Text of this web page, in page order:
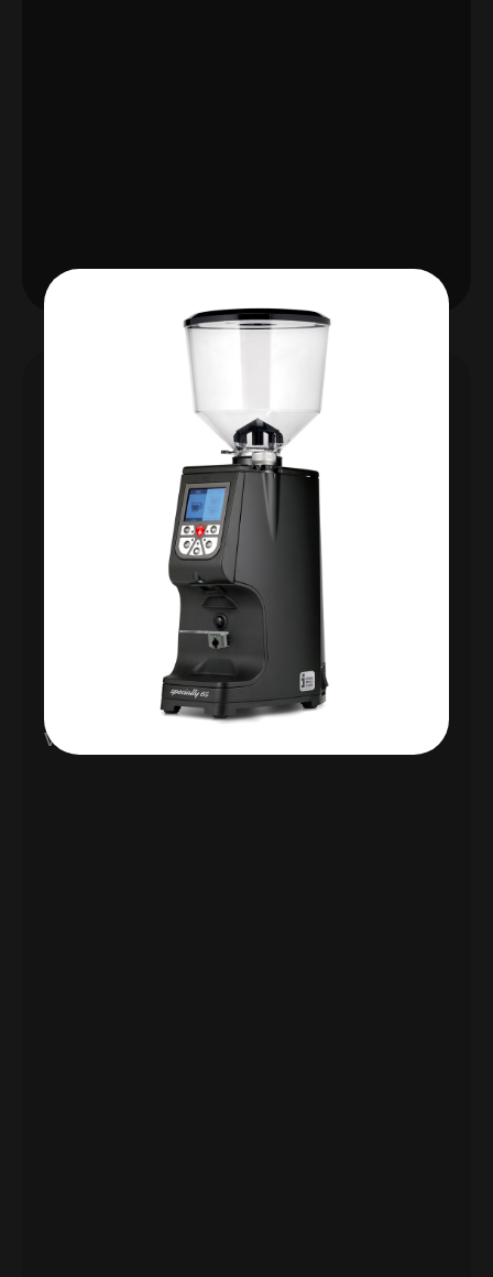
ATOM 60
Supertichý a výkonný kávomlýnek Eureka Atom,
mele jednu porci, dvě porce, nebo kontinuálně.
Precizní elektronické dávkování na principu
měření doby mletí.
Jednoduché intuitivní nastavení porcí, ani
nepotřebujete návod.
Průměr kamenů 60mm
Výkon mletí 1,5-2,5 g/s espresso
Výkon mletí 2,5-3,7 g/s drip
Vhodný pro provoz s kapacitou do 2 kg denně